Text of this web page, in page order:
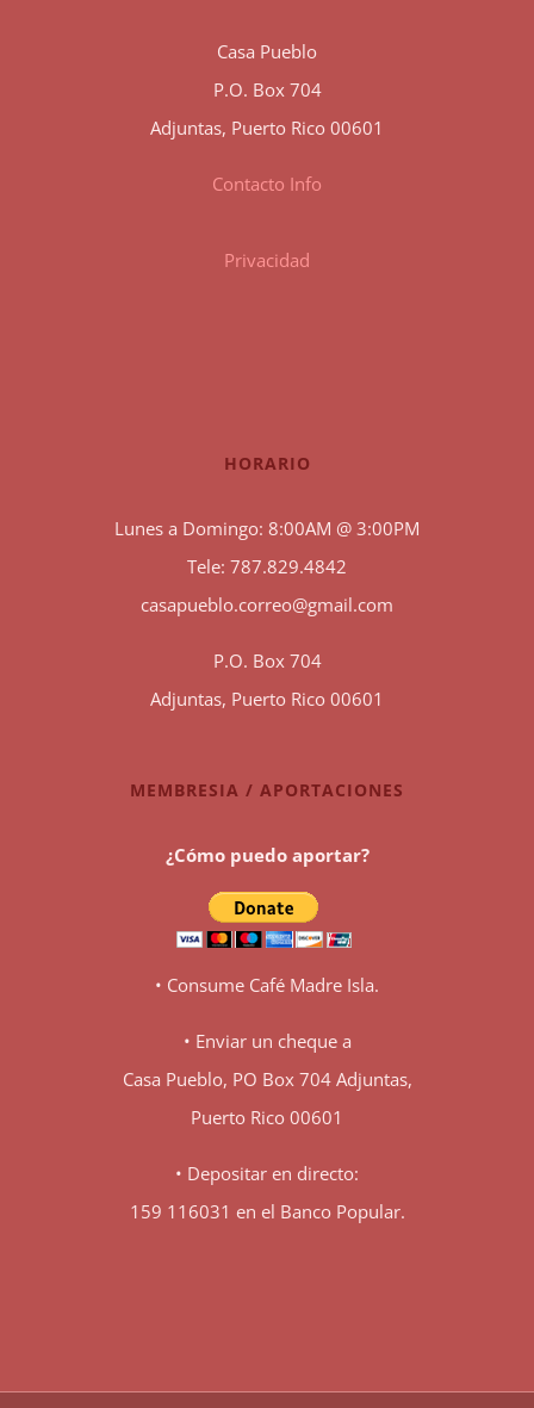
Casa Pueblo
P.O. Box 704
Adjuntas, Puerto Rico 00601
Contacto Info
Privacidad
HORARIO
Lunes a Domingo: 8:00AM @ 3:00PM
Tele: 787.829.4842
casapueblo.correo@gmail.com
P.O. Box 704
Adjuntas, Puerto Rico 00601
MEMBRESIA / APORTACIONES
¿Cómo puedo aportar?
• Consume Café Madre Isla.
• Enviar un cheque a
Casa Pueblo, PO Box 704 Adjuntas,
Puerto Rico 00601
• Depositar en directo:
159 116031 en el Banco Popular.